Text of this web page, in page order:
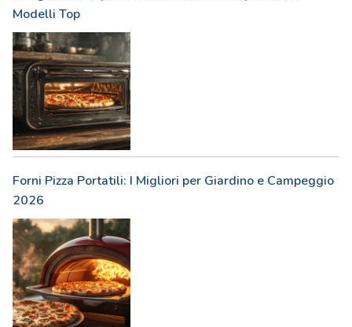
Modelli Top
Forni Pizza Portatili: I Migliori per Giardino e Campeggio
2026